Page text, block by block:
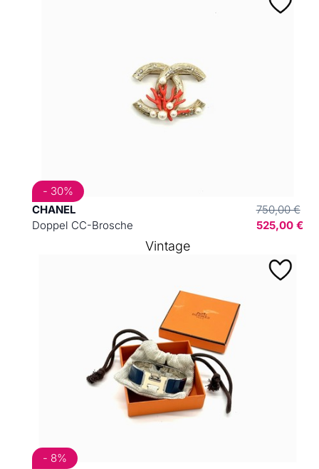
CHANEL
Doppel CC-Brosche
750,00 €
525,00 €
- 30%
- 8%
Vintage